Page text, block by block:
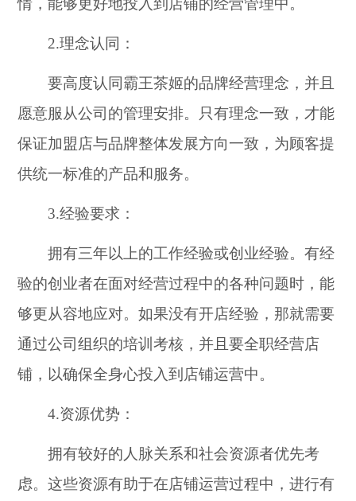
情，能够更好地投入到店铺的经营管理中。
2.理念认同：
要高度认同霸王茶姬的品牌经营理念，并且
愿意服从公司的管理安排。只有理念一致，才能
保证加盟店与品牌整体发展方向一致，为顾客提
供统一标准的产品和服务。
3.经验要求：
拥有三年以上的工作经验或创业经验。有经
验的创业者在面对经营过程中的各种问题时，能
够更从容地应对。如果没有开店经验，那就需要
通过公司组织的培训考核，并且要全职经营店
铺，以确保全身心投入到店铺运营中。
4.资源优势：
拥有较好的人脉关系和社会资源者优先考
虑。这些资源有助于在店铺运营过程中，进行有